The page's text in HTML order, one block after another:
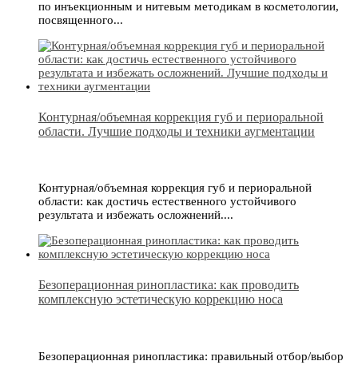
по инъекционным и нитевым методикам в косметологии,
посвященного...
Контурная/объемная коррекция губ и периоральной
области. Лучшие подходы и техники аугментации
Контурная/объемная коррекция губ и периоральной
области: как достичь естественного устойчивого
результата и избежать осложнений....
Безоперационная ринопластика: как проводить
комплексную эстетическую коррекцию носа
Безоперационная ринопластика: правильный отбор/выбор